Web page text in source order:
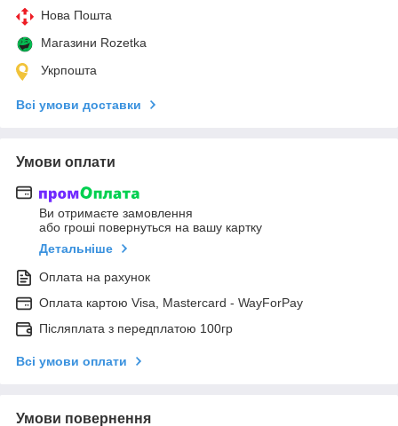
Нова Пошта
Магазини Rozetka
Укрпошта
Всі умови доставки
Умови оплати
Ви отримаєте замовлення
або гроші повернуться на вашу картку
Детальніше
Оплата на рахунок
Оплата картою Visa, Mastercard - WayForPay
Післяплата з передплатою 100гр
Всі умови оплати
Умови повернення